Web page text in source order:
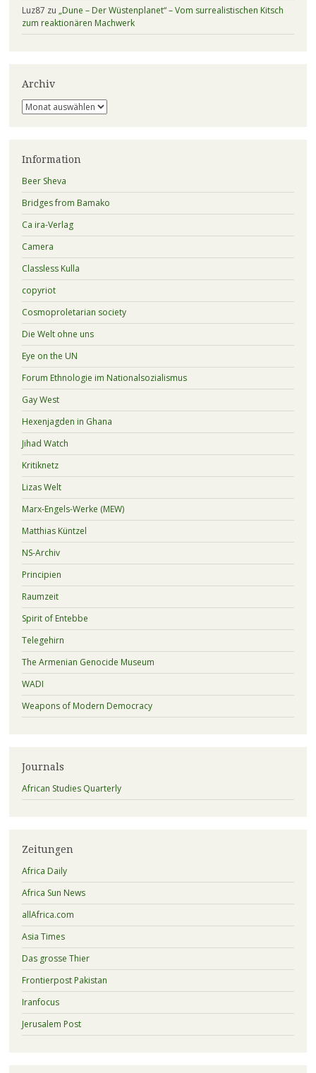
Luz87 zu „Dune – Der Wüstenplanet“ – Vom surrealistischen Kitsch
zum reaktionären Machwerk
Archiv
Archiv
Information
Beer Sheva
Bridges from Bamako
Ca ira-Verlag
Camera
Classless Kulla
copyriot
Cosmoproletarian society
Die Welt ohne uns
Eye on the UN
Forum Ethnologie im Nationalsozialismus
Gay West
Hexenjagden in Ghana
Jihad Watch
Kritiknetz
Lizas Welt
Marx-Engels-Werke (MEW)
Matthias Küntzel
NS-Archiv
Principien
Raumzeit
Spirit of Entebbe
Telegehirn
The Armenian Genocide Museum
WADI
Weapons of Modern Democracy
Journals
African Studies Quarterly
Zeitungen
Africa Daily
Africa Sun News
allAfrica.com
Asia Times
Das grosse Thier
Frontierpost Pakistan
Iranfocus
Jerusalem Post